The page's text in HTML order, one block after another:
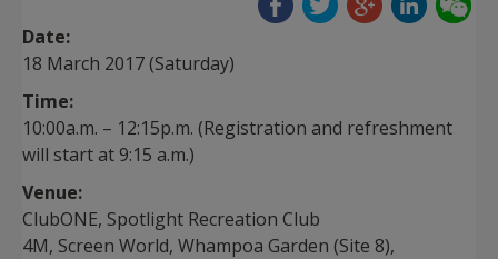
Date:
18 March 2017 (Saturday)
Time:
10:00a.m. – 12:15p.m. (Registration and refreshment
will start at 9:15 a.m.)
Venue:
ClubONE, Spotlight Recreation Club
4M, Screen World, Whampoa Garden (Site 8),